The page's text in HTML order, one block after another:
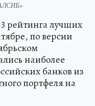
рейтинга лучших
по версии
наиболее
банков из
портфеля на